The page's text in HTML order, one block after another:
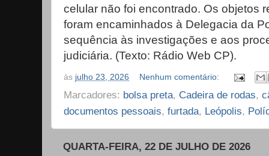
celular não foi encontrado. Os objetos
foram encaminhados à Delegacia da
sequência às investigações e aos
judiciária. (Texto: Rádio Web CP).
às julho 23, 2026 Nenhum comentário:
Marcadores: bolsa preta, Cadeira de rodas,
documentos pessoais, furtada, Leópolis,
QUARTA-FEIRA, 22 DE JULHO DE 2026